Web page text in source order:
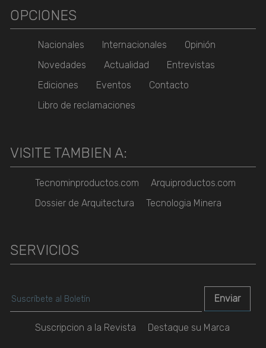
OPCIONES
Nacionales Internacionales
Opinión
Novedades
Actualidad
Entrevistas
Ediciones
Eventos
Contacto
Libro de reclamaciones
VISITE TAMBIEN A:
Tecnominproductos.com
Arquiproductos.com
Dossier de Arquitectura
Tecnologia Minera
SERVICIOS
Suscripcion a la Revista Destaque su Marca